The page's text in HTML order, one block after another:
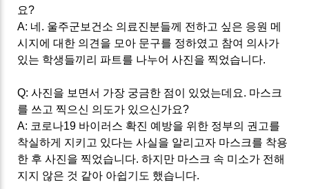
요?
A: 네 . 울주군보건소 의료진분들께 전하고 싶은 응원 메
시지에 대한 의견을 모아 문구를 정하였고 참여 의사가
있는 학생들끼리 파트를 나누어 사진을 찍었습니다.
Q:사진을 보면서 가장 궁금한 점이 있었는데요. 마스크
를 쓰고 찍으신 의도가 있으신가요?
A: 코로나19 바이러스 확진 예방을 위한 정부의 권고를
착실하게 지키고 있다는 사실을 알리고자 마스크를 착용
한 후 사진을 찍었습니다.하지만 마스크 속 미소가 전해
지지 않은 것 같아 아쉽기도 했습니다.